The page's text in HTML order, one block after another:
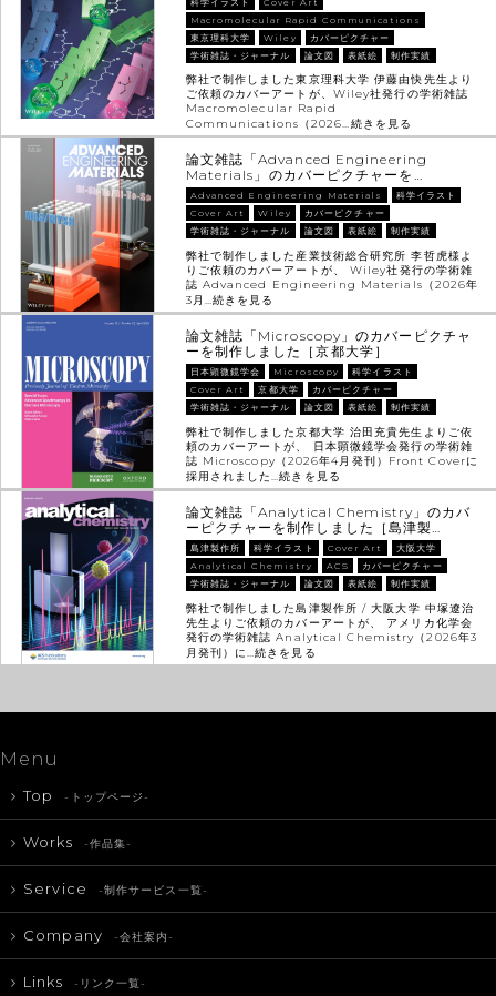
Macromolecular Rapid Communications
東京理科大学
Wiley
カバーピクチャー
学術雑誌・ジャーナル
論文図 表紙絵 制作実績
弊社で制作しました東京理科大学 伊藤由快先生より
ご依頼のカバーアートが、Wiley社発行の学術雑誌
Macromolecular Rapid
Communications（2026…続きを見る
論文雑誌「Advanced Engineering
Materials」のカバーピクチャーを…
Advanced Engineering Materials
科学イラスト
Cover Art
Wiley
カバーピクチャー
学術雑誌・ジャーナル
論文図 表紙絵 制作実績
弊社で制作しました産業技術総合研究所 李哲虎様よ
りご依頼のカバーアートが、 Wiley社発行の学術雑
誌 Advanced Engineering Materials（2026年
3月…続きを見る
論文雑誌「Microscopy」のカバーピクチャ
ーを制作しました［京都大学］
日本顕微鏡学会 Microscopy
科学イラスト
Cover Art
京都大学
カバーピクチャー
学術雑誌・ジャーナル
論文図 表紙絵 制作実績
弊社で制作しました京都大学 治田充貴先生よりご依
頼のカバーアートが、 日本顕微鏡学会発行の学術雑
誌 Microscopy（2026年4月発刊）Front Coverに
採用されました…続きを見る
論文雑誌「Analytical Chemistry」のカバ
ーピクチャーを制作しました［島津製…
島津製作所 科学イラスト Cover Art
大阪大学
Analytical Chemistry
ACS
カバーピクチャー
学術雑誌・ジャーナル
論文図 表紙絵 制作実績
弊社で制作しました島津製作所 / 大阪大学 中塚遼治
先生よりご依頼のカバーアートが、 アメリカ化学会
発行の学術雑誌 Analytical Chemistry（2026年3
月発刊）に…続きを見る
Menu
Top -トップページ-
Works -作品集-
Service -制作サービス一覧-
Company -会社案内-
Links -リンク一覧-